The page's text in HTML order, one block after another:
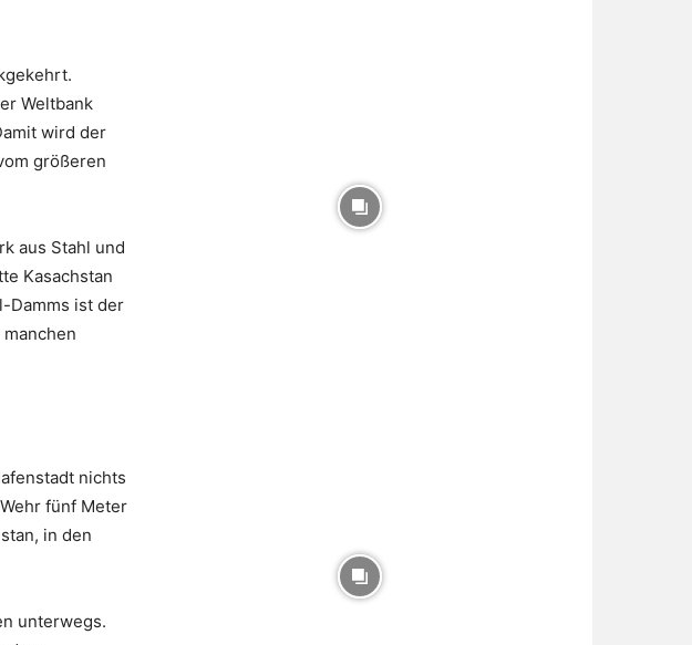
Weltbank
wird der
größeren
aus Stahl und
Kasachstan
Damms ist der
nichts
fünf Meter
in den
unterwegs.